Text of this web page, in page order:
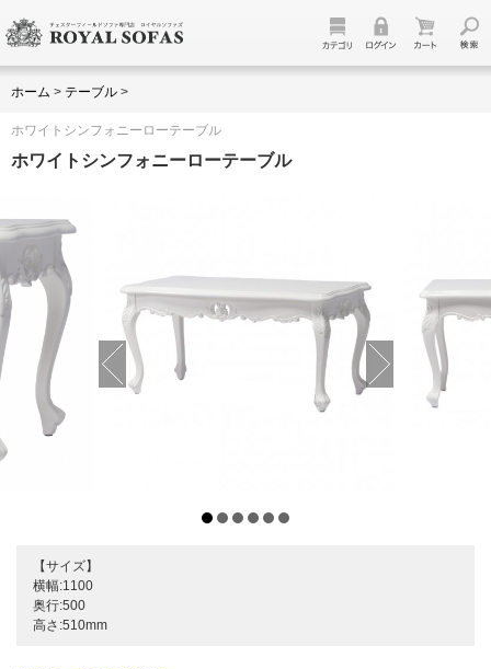
ホーム > テーブル >
ホワイトシンフォニーローテーブル
ホワイトシンフォニーローテーブル
【サイズ】
横幅:1100
奥行:500
高さ:510mm